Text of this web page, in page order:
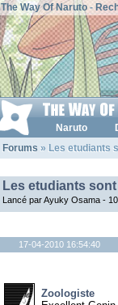
The Way Of Naruto-
Naruto
Forums » Les etudiants
Les etudiants
Lancé par Ayuky Osama -
17-04-2010 16:54:40
Zoologiste